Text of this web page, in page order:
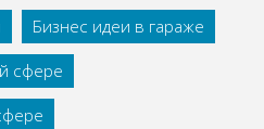
Бизнес идеи в гараже
сфере